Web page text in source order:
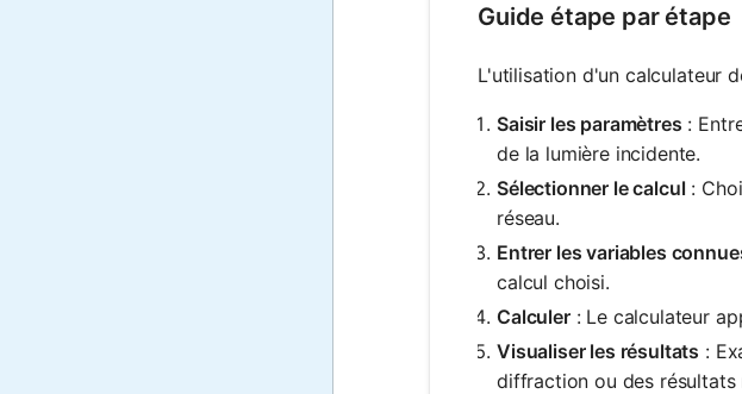
Guide étape par étape
L'utilisation d'un calculateur
Saisir les paramètres :
de la lumière incidente.
Sélectionner le calcul:
réseau.
Entrer les variables
calcul choisi.
Calculer: Le calculateur
Visualiser les résultats :
diffraction ou des résultats